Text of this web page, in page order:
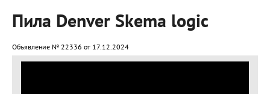
Пила Denver Skema logic
Объявление № 22336 от 17.12.2024